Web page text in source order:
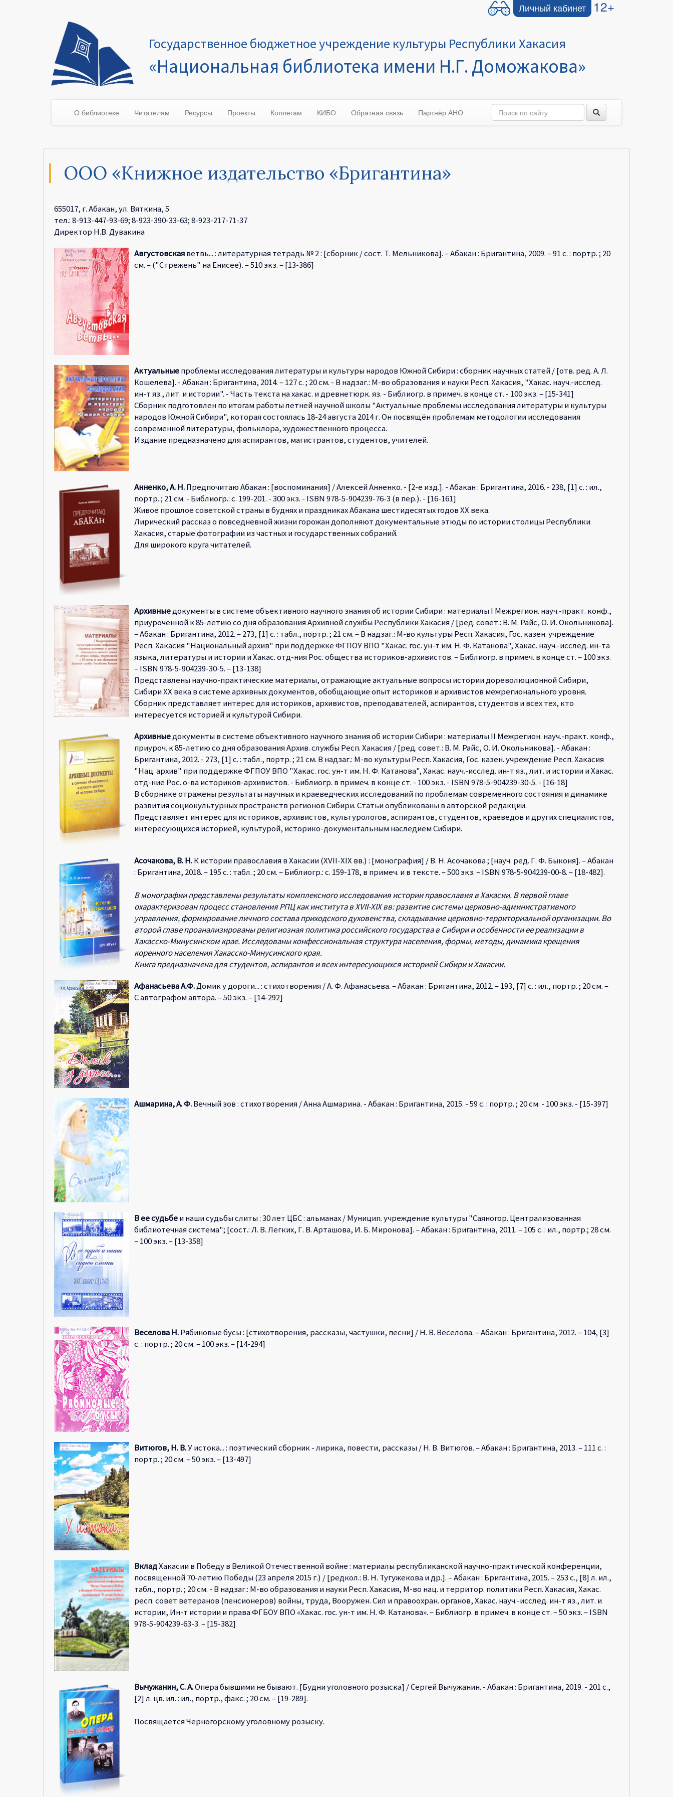
Личный кабинет 12+
Государственное бюджетное учреждение культуры Республики Хакасия
«Национальная библиотека имени Н.Г. Доможакова»
О библиотеке Читателям Ресурсы Проекты Коллегам КИБО Обратная связь Партнёр АНО
ООО «Книжное издательство «Бригантина»
655017, г. Абакан, ул. Вяткина, 5
тел.: 8-913-447-93-69; 8-923-390-33-63; 8-923-217-71-37
Директор Н.В. Дувакина
Августовскаяветвь... : литературная тетрадь № 2 : [сборник / сост. Т. Мельникова]. – Абакан : Бригантина, 2009. – 91 с. : портр. ; 20
см. – ("Стрежень" на Енисее). – 510 экз. – [13-386]
Актуальныепроблемы исследования литературы и культуры народов Южной Сибири : сборник научных статей / [отв. ред. А. Л.
Кошелева]. - Абакан : Бригантина, 2014. – 127 с. ; 20 см. - В надзаг.: М-во образования и науки Респ. Хакасия, "Хакас. науч.-исслед.
ин-т яз., лит. и истории". - Часть текста на хакас. и древнетюрк. яз. - Библиогр. в примеч. в конце ст. - 100 экз. – [15-341]
Сборник подготовлен по итогам работы летней научной школы "Актуальные проблемы исследования литературы и культуры
народов Южной Сибири", которая состоялась 18-24 августа 2014 г. Он посвящён проблемам методологии исследования
современной литературы, фольклора, художественного процесса.
Издание предназначено для аспирантов, магистрантов, студентов, учителей.
Анненко, А. Н.Предпочитаю Абакан : [воспоминания] / Алексей Анненко. - [2-е изд.]. - Абакан : Бригантина, 2016. - 238, [1] с. : ил.,
портр. ; 21 см. - Библиогр.: с. 199-201. - 300 экз. - ISBN 978-5-904239-76-3 (в пер.). - [16-161]
Живое прошлое советской страны в буднях и праздниках Абакана шестидесятых годов XX века.
Лирический рассказ о повседневной жизни горожан дополняют документальные этюды по истории столицы Республики
Хакасия, старые фотографии из частных и государственных собраний.
Для широкого круга читателей.
Архивныедокументы в системе объективного научного знания об истории Сибири : материалы I Межрегион. науч.-практ. конф.,
приуроченной к 85-летию со дня образования Архивной службы Республики Хакасия / [ред. совет.: В. М. Райс, О. И. Окольникова].
– Абакан : Бригантина, 2012. – 273, [1] с. : табл., портр. ; 21 см. – В надзаг.: М-во культуры Респ. Хакасия, Гос. казен. учреждение
Респ. Хакасия "Национальный архив" при поддержке ФГПОУ ВПО "Хакас. гос. ун-т им. Н. Ф. Катанова", Хакас. науч.-исслед. ин-та
языка, литературы и истории и Хакас. отд-ния Рос. общества историков-архивистов. – Библиогр. в примеч. в конце ст. – 100 экз.
– ISBN 978-5-904239-30-5. – [13-138]
Представлены научно-практические материалы, отражающие актуальные вопросы истории дореволюционной Сибири,
Сибири XX века в системе архивных документов, обобщающие опыт историков и архивистов межрегионального уровня.
Сборник представляет интерес для историков, архивистов, преподавателей, аспирантов, студентов и всех тех, кто
интересуется историей и культурой Сибири.
Архивныедокументы в системе объективного научного знания об истории Сибири : материалы II Межрегион. науч.-практ. конф.,
приуроч. к 85-летию со дня образования Архив. службы Респ. Хакасия / [ред. совет.: В. М. Райс, О. И. Окольникова]. - Абакан :
Бригантина, 2012. - 273, [1] с. : табл., портр. ; 21 см. В надзаг.: М-во культуры Респ. Хакасия, Гос. казен. учреждение Респ. Хакасия
"Нац. архив" при поддержке ФГПОУ ВПО "Хакас. гос. ун-т им. Н. Ф. Катанова", Хакас. науч.-исслед. ин-т яз., лит. и истории и Хакас.
отд-ние Рос. о-ва историков-архивистов. - Библиогр. в примеч. в конце ст. - 100 экз. - ISBN 978-5-904239-30-5. - [16-18]
В сборнике отражены результаты научных и краеведческих исследований по проблемам современного состояния и динамике
развития социокультурных пространств регионов Сибири. Статьи опубликованы в авторской редакции.
Представляет интерес для историков, архивистов, культурологов, аспирантов, студентов, краеведов и других специалистов,
интересующихся историей, культурой, историко-документальным наследием Сибири.
Асочакова, В. Н.К истории православия в Хакасии (XVII-XIX вв.) : [монография] / В. Н. Асочакова ; [науч. ред. Г. Ф. Быконя]. – Абакан
: Бригантина, 2018. – 195 с. : табл. ; 20 см. – Библиогр.: с. 159-178, в примеч. и в тексте. – 500 экз. – ISBN 978-5-904239-00-8. – [18-482].
В монографии представлены результаты комплексного исследования истории православия в Хакасии. В первой главе
охарактеризован процесс становления PПЦ как института в XVII-XIX вв: развитие системы церковно-административного
управления, формирование личного состава приходского духовенства, складывание церковно-территориальной организации. Во
второй главе проанализированы религиозная политика российского государства в Сибири и особенности ее реализации в
Хакасско-Минусинском крае. Исследованы конфессиональная структура населения, формы, методы, динамика крещения
коренного населения Хакасско-Минусинского края.
Книга предназначена для студентов, аспирантов и всех интересующихся историей Сибири и Хакасии.
Афанасьева А.Ф.Домик у дороги... : стихотворения / А. Ф. Афанасьева. – Абакан : Бригантина, 2012. – 193, [7] с. : ил., портр. ; 20 см. –
С автографом автора. – 50 экз. – [14-292]
Ашмарина, А. Ф.Вечный зов : стихотворения / Анна Ашмарина. - Абакан : Бригантина, 2015. - 59 с. : портр. ; 20 см. - 100 экз. - [15-397]
В ее судьбеи наши судьбы слиты : 30 лет ЦБС : альманах / Муницип. учреждение культуры "Саяногор. Централизованная
библиотечная система"; [сост.: Л. В. Легких, Г. В. Арташова, И. Б. Миронова]. – Абакан : Бригантина, 2011. – 105 с. : ил., портр.; 28 см.
– 100 экз. – [13-358]
Веселова Н.Рябиновые бусы : [стихотворения, рассказы, частушки, песни] / Н. В. Веселова. – Абакан : Бригантина, 2012. – 104, [3]
с. : портр. ; 20 см. – 100 экз. – [14-294]
Витюгов, Н. В.У истока... : поэтический сборник - лирика, повести, рассказы / Н. В. Витюгов. – Абакан : Бригантина, 2013. – 111 с. :
портр. ; 20 см. – 50 экз. – [13-497]
ВкладХакасии в Победу в Великой Отечественной войне : материалы республиканской научно-практической конференции,
посвященной 70-летию Победы (23 апреля 2015 г.) / [редкол.: В. Н. Тугужекова и др.]. – Абакан : Бригантина, 2015. – 253 с., [8] л. ил.,
табл., портр. ; 20 см. - В надзаг.: М-во образования и науки Респ. Хакасия, М-во нац. и территор. политики Респ. Хакасия, Хакас.
респ. совет ветеранов (пенсионеров) войны, труда, Вооружен. Сил и правоохран. органов, Хакас. науч.-исслед. ин-т яз., лит. и
истории, Ин-т истории и права ФГБОУ ВПО «Хакас. гос. ун-т им. Н. Ф. Катанова». – Библиогр. в примеч. в конце ст. – 50 экз. – ISBN
978-5-904239-63-3. – [15-382]
Вычужанин, С. А.Опера бывшими не бывают. [Будни уголовного розыска] / Сергей Вычужанин. - Абакан : Бригантина, 2019. - 201 с.,
[2] л. цв. ил. : ил., портр., факс. ; 20 см. – [19-289].
Посвящается Черногорскому уголовному розыску.